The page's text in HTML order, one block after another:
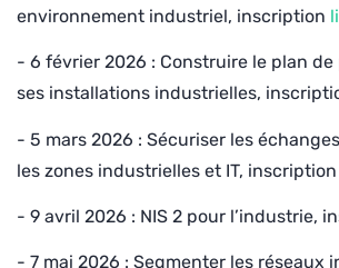
environnement industriel, inscription
- 6 février 2026 : Construire le plan
ses installations industrielles,
- 5 mars 2026 : Sécuriser les
les zones industrielles et IT, inscription
- 9 avril 2026 : NIS 2 pour l’industrie​,
- 7 mai 2026 : Segmenter les réseaux